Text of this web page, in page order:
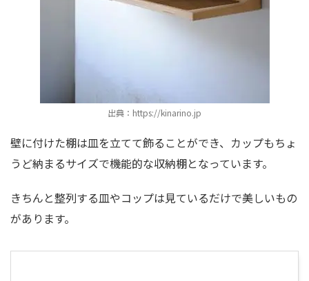
出典：https://kinarino.jp
壁に付けた棚は皿を立てて飾ることができ、カップもちょ
うど納まるサイズで機能的な収納棚となっています。
きちんと整列する皿やコップは見ているだけで美しいもの
があります。